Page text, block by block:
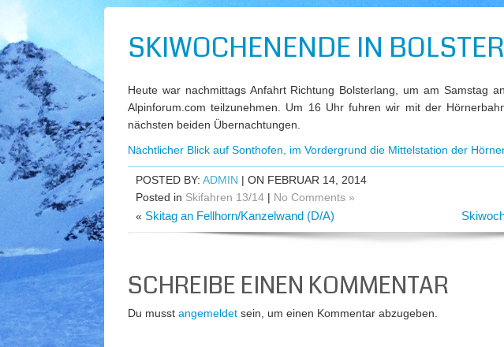
SKIWOCHENENDE IN
Heute war nachmittags Anfahrt Richtung Bolsterlang, um am Samstag
Alpinforum.com teilzunehmen. Um 16 Uhr fuhren wir mit der
nächsten beiden Übernachtungen.
Nächtlicher Blick auf Sonthofen, im Vordergrund die Mittelstation der
POSTED BY: ADMIN | ON FEBRUAR 14, 2014
Posted in Skifahren 13/14 | No Comments »
« Skitag an Fellhorn/Kanzelwand (D/A)
SCHREIBE EINEN KOMMENTAR
Du musst angemeldet sein, um einen Kommentar abzugeben.